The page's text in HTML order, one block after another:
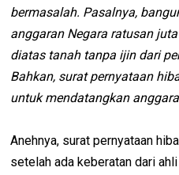
bermasalah. Pasalnya,
anggaran Negara ratusan
diatas tanah tanpa ijin dari
Bahkan, surat pernyataan
untuk mendatangkan
Anehnya, surat pernyataan
setelah ada keberatan dari